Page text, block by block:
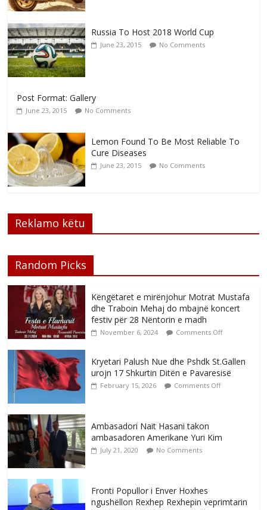
Russia To Host 2018 World Cup
June 23, 2015 No Comments
Post Format: Gallery
June 23, 2015 No Comments
Lemon Found To Be Most Reliable To
Cure Diseases
June 23, 2015 No Comments
Reklamo këtu
Random Picks
Këngëtaret e mirënjohur Motrat Mustafa
dhe Traboin Mehaj do mbajnë koncert
festiv për 28 Nëntorin e madh
November 6, 2024 Comments Off
Kryetari Palush Nue dhe Pshdk St.Gallen
urojn 17 Shkurtin Ditën e Pavaresisë
February 15, 2026 Comments Off
Ambasadori Nait Hasani takon
ambasadoren Amerikane Yuri Kim
July 21, 2020 No Comments
Fronti Popullor i Enver Hoxhes
ngushëllon Rexhep Rexhepin veprimtarin